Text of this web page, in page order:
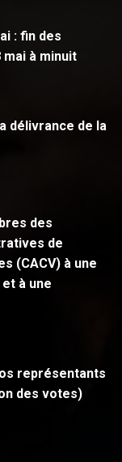
: fin des
mai à minuit
délivrance de la
des
de
(CACV) à une
à une
représentants
des votes)